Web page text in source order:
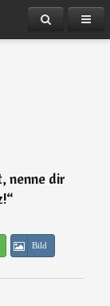
nenne dir
“
Bild